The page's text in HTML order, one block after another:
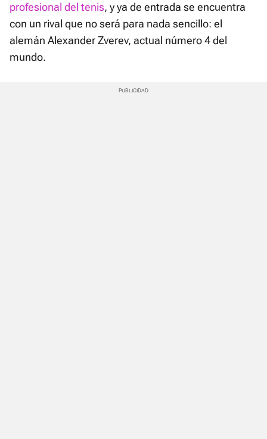
profesional del tenis, y ya de entrada se encuentra
con un rival que no será para nada sencillo: el
alemán Alexander Zverev, actual número 4 del
mundo.